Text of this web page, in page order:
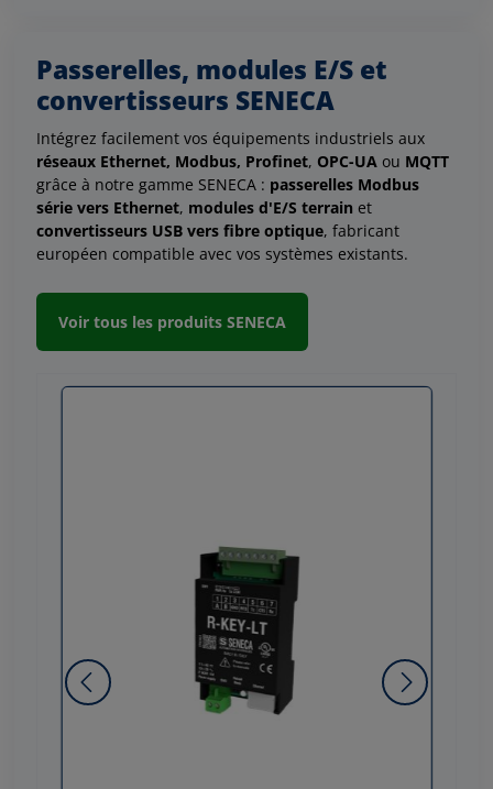
Passerelles, modules E/S et
convertisseurs SENECA
Intégrez facilement vos équipements industriels aux
réseaux Ethernet, Modbus, Profinet, OPC-UA ou MQTT
grâce à notre gamme SENECA : passerelles Modbus
série vers Ethernet, modules d'E/S terrain et
convertisseurs USB vers fibre optique, fabricant
européen compatible avec vos systèmes existants.
Voir tous les produits SENECA